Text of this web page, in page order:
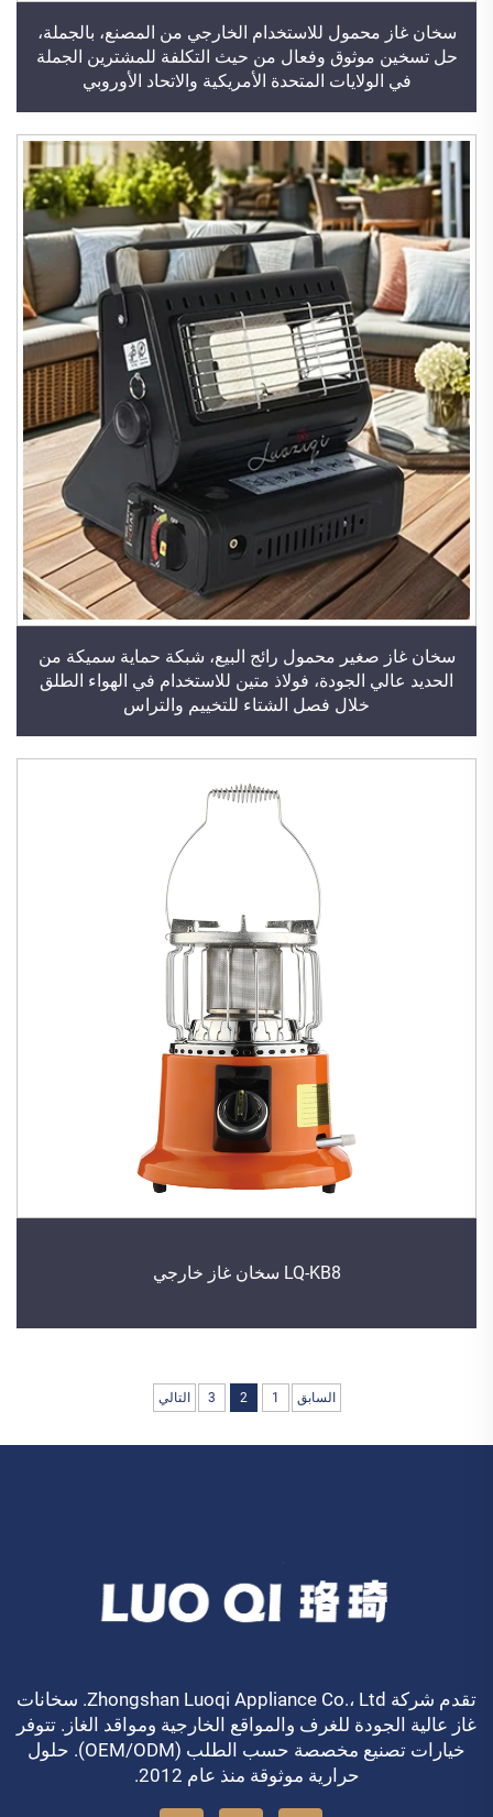
سخان غاز محمول للاستخدام الخارجي من المصنع، بالجملة،
حل تسخين موثوق وفعال من حيث التكلفة للمشترين الجملة
في الولايات المتحدة الأمريكية والاتحاد الأوروبي
سخان غاز صغير محمول رائج البيع، شبكة حماية سميكة من
الحديد عالي الجودة، فولاذ متين للاستخدام في الهواء الطلق
خلال فصل الشتاء للتخييم والتراس
LQ-KB8 سخان غاز خارجي
السابق 1
2
3 التالي
تقدم شركة Zhongshan Luoqi Appliance Co.، Ltd. سخانات
غاز عالية الجودة للغرف والمواقع الخارجية ومواقد الغاز. تتوفر
خيارات تصنيع مخصصة حسب الطلب (OEM/ODM). حلول
حرارية موثوقة منذ عام 2012.